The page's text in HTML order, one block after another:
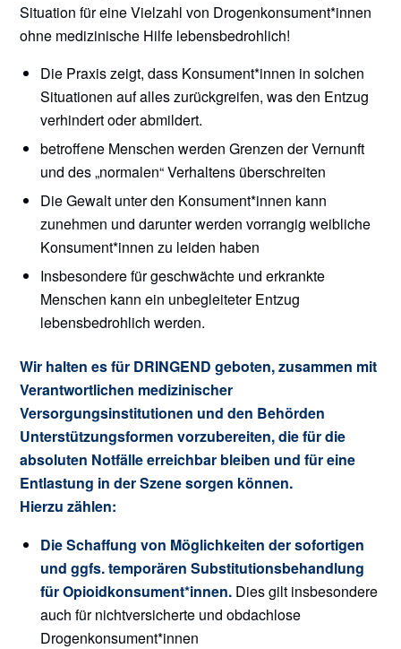
Situation für eine Vielzahl von Drogenkonsument*innen
ohne medizinische Hilfe lebensbedrohlich!
Die Praxis zeigt, dass Konsument*innen in solchen
Situationen auf alles zurückgreifen, was den Entzug
verhindert oder abmildert.
betroffene Menschen werden Grenzen der Vernunft
und des „normalen“ Verhaltens überschreiten
Die Gewalt unter den Konsument*innen kann
zunehmen und darunter werden vorrangig weibliche
Konsument*innen zu leiden haben
Insbesondere für geschwächte und erkrankte
Menschen kann ein unbegleiteter Entzug
lebensbedrohlich werden.
Wir halten es für DRINGEND geboten, zusammen mit
Verantwortlichen medizinischer
Versorgungsinstitutionen und den Behörden
Unterstützungsformen vorzubereiten, die für die
absoluten Notfälle erreichbar bleiben und für eine
Entlastung in der Szene sorgen können.
Hierzu zählen:
Die Schaffung von Möglichkeiten der sofortigen
und ggfs. temporären Substitutionsbehandlung
für Opioidkonsument*innen. Dies gilt insbesondere
auch für nichtversicherte und obdachlose
Drogenkonsument*innen